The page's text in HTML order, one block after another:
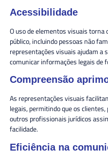
Acessibilidade
O uso de elementos visuais torna
público, incluindo pessoas não
representações visuais ajudam a
comunicar informações legais de
Compreensão
As representações visuais
legais, permitindo que os
outros profissionais jurídicos
facilidade.
Eficiência na